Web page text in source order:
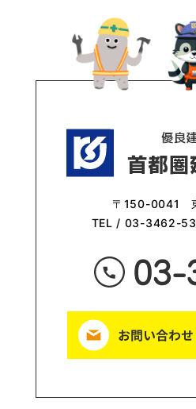
〒150-0041
TEL / 03-3462-